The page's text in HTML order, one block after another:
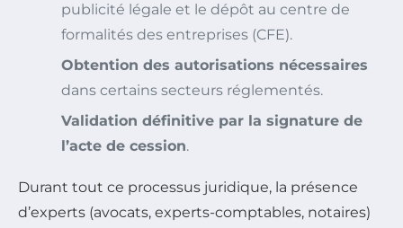
publicité légale et le dépôt au centre de
formalités des entreprises (CFE).
Obtention des autorisations nécessaires
dans certains secteurs réglementés.
Validation définitive par la signature de
l’acte de cession.
Durant tout ce processus juridique, la présence
d’experts (avocats, experts-comptables, notaires)